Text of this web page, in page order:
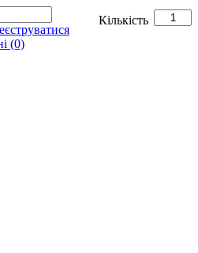
Кількість
(0)